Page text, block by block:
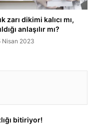
zarı dikimi kalıcı mı,
anlaşılır mı?
Nisan 2023
bitiriyor!